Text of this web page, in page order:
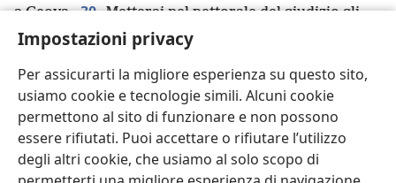
Impostazioni privacy
Per assicurarti la migliore esperienza su questo sito,
usiamo cookie e tecnologie simili. Alcuni cookie
permettono al sito di funzionare e non possono
essere rifiutati. Puoi accettare o rifiutare l’utilizzo
degli altri cookie, che usiamo al solo scopo di
a Geova. 30 Metterai nel pettorale del giudizio gli
Urìm e i Tummìm: *
dovranno stare sul cuore di
deve sempre portare sul suo cuore davanti a Geova
gli strumenti per giudicare gli israeliti.
31 “Farai il manto senza maniche dell’efod
interamente di filo blu.
a 32
Avrà un’apertura in
alto, * nel mezzo. L’apertura dovrà avere un bordo